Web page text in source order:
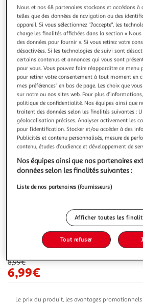
ATMOSPHERA
Set de table en jute ajouré 38cm
Informations Techniques :
Matières : Jute & Polyester
Set de Table Déco Poids :
En savoir +
Vendu par Paris Prix
Livr. ou retrait dès 3/4 jours
A partir de 7,99€
Plus d'options
Vendu parParis Prix
Livraison dès 1/2 semaines
Multishop
8,99€
6,99€
Le prix du produit, les avantages
Nous et nos 68 partenaires stockons et accédons à
telles que des données de navigation ou des
appareil. Si vous sélectionnez "J'accepte", les
charge les finalités affichées dans la section «
des données pour fournir ». Si vous retirez votre
désactivées. Si les technologies de suivi sont
certains contenus et annonces qui vous sont
pour vous. Vous pouvez faire réapparaître ce
pour retirer votre consentement à tout moment en
mes préférences" en bas de page. Les choix que
sur notre ou nos sites web. Pour plus
politique de confidentialité. Nos équipes ainsi que
traitent des données selon les finalités suivantes :
géolocalisation précises. Analyser activement les
pour l’identification. Stocker et/ou accéder à des
Publicités et contenu personnalisés, mesure de
contenu, études d’audience et développement de
Nos équipes ainsi que nos partenaires
données selon les finalités suivantes :
Liste de nos partenaires (fournisseurs)
Afficher toutes les
Tout refuser